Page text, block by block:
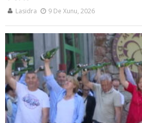
Lasidra 9 De Xunu, 2026